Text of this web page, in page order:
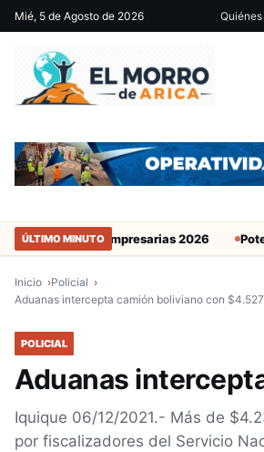
Mié, 5 de Agosto de 2026
ÚLTIMO MINUTO
Empresarias 2026 Potente plan
Inicio
Policial
Aduanas intercepta camión boliviano con
POLICIAL
Aduanas
Iquique 06/12/2021.- Más de
por fiscalizadores del Servicio